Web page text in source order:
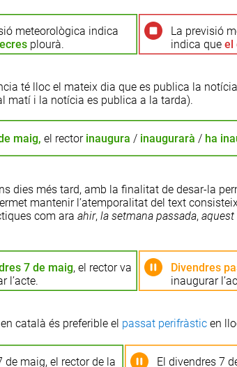
meteorològica indica
plourà.
La previsió
indica que el
té lloc el mateix dia que es publica la
matí i la notícia es publica a la tarda).
maig, el rector inaugura / inaugurarà / ha
dies més tard, amb la finalitat de desar-la
mantenir l’atemporalitat del text
com ara ahir, la setmana passada, aquest
7 de maig, el rector va
l’acte.
Divendres
inaugurar
català és preferible el passat perifràstic en
de maig, el rector de la El divendres 7